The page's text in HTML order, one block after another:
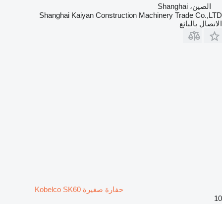
الصين، Shanghai
Shanghai Kaiyan Construction Machinery Trade Co.,LTD
الاتصال بالبائع
حفارة صغيرة Kobelco SK60
10